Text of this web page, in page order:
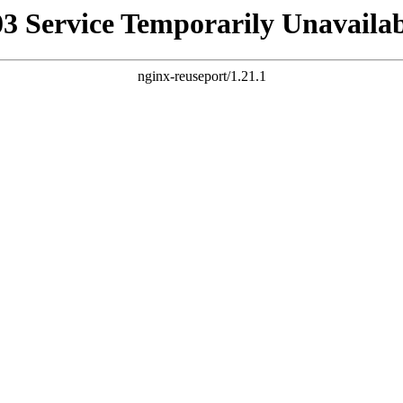
Service Temporarily
nginx-reuseport/1.21.1